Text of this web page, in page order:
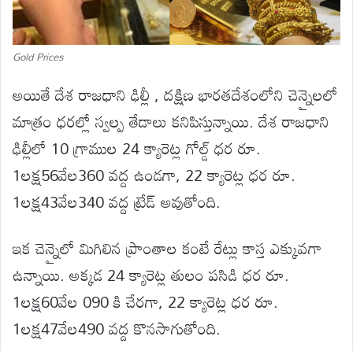
Gold Prices
అయితే దేశ రాజధాని ఢిల్లీ , దక్షిణ భారతదేశంలోని చెన్నైలలో
మాత్రం ధరల్లో స్వల్ప తేడాలు కనిపిస్తున్నాయి. దేశ రాజధాని
ఢిల్లీలో 10 గ్రాముల 24 క్యారెట్ల గోల్డ్ ధర రూ.
1లక్ష56వేల360 వద్ద ఉండగా, 22 క్యారెట్ల ధర రూ.
1లక్ష43వేల340 వద్ద ట్రేడ్ అవుతోంది.
ఇక చెన్నైలో మిగిలిన ప్రాంతాల కంటే రేట్లు కాస్త ఎక్కువగా
ఉన్నాయి. అక్కడ 24 క్యారెట్ల తులం పసిడి ధర రూ.
1లక్ష60వేల 090 కి చేరగా, 22 క్యారెట్ల ధర రూ.
1లక్ష47వేల490 వద్ద కొనసాగుతోంది.